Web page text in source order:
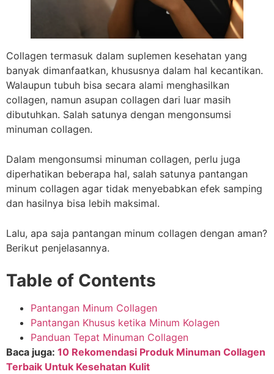
Collagen termasuk dalam suplemen kesehatan yang
banyak dimanfaatkan, khususnya dalam hal kecantikan.
Walaupun tubuh bisa secara alami menghasilkan
collagen, namun asupan collagen dari luar masih
dibutuhkan. Salah satunya dengan mengonsumsi
minuman collagen.
Dalam mengonsumsi minuman collagen, perlu juga
diperhatikan beberapa hal, salah satunya pantangan
minum collagen agar tidak menyebabkan efek samping
dan hasilnya bisa lebih maksimal.
Lalu, apa saja pantangan minum collagen dengan aman?
Berikut penjelasannya.
Table of Contents
Pantangan Minum Collagen
Pantangan Khusus ketika Minum Kolagen
Panduan Tepat Minuman Collagen
Baca juga: 10 Rekomendasi Produk Minuman Collagen
Terbaik Untuk Kesehatan Kulit